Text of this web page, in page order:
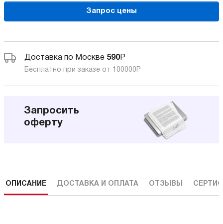
Запрос цены
Доставка по Москве 590Р
Бесплатно при заказе от 100000 Р
Запросить
оферту
ОПИСАНИЕ ДОСТАВКА И ОПЛАТА ОТЗЫВЫ